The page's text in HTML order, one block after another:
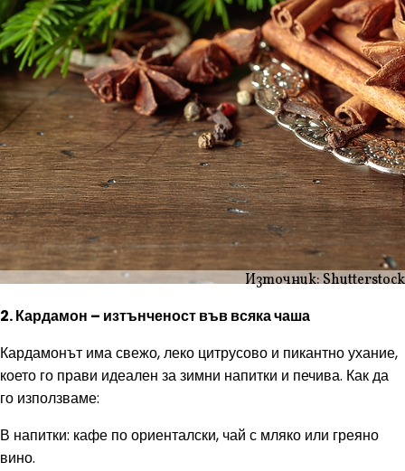
Източник: Shutterstock
2. Кардамон – изтънченост във всяка чаша
Кардамонът има свежо, леко цитрусово и пикантно ухание,
което го прави идеален за зимни напитки и печива. Как да
го използваме:
В напитки: кафе по ориенталски, чай с мляко или греяно
вино.